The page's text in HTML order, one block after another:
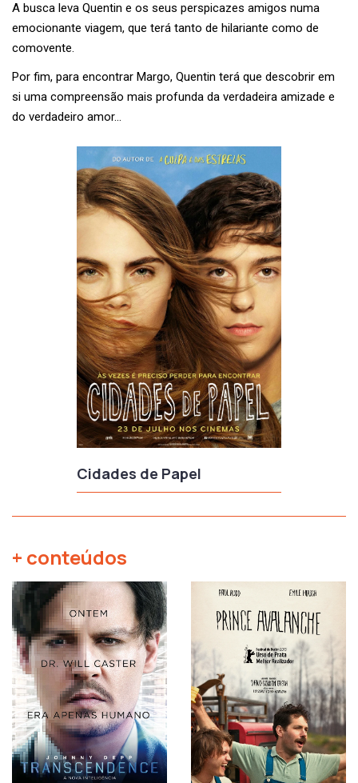
Cidades de Papel
A busca leva Quentin e os seus perspicazes amigos numa
emocionante viagem, que terá tanto de hilariante como de
comovente.
Por fim, para encontrar Margo, Quentin terá que descobrir em
si uma compreensão mais profunda da verdadeira amizade e
do verdadeiro amor…
+ conteúdos